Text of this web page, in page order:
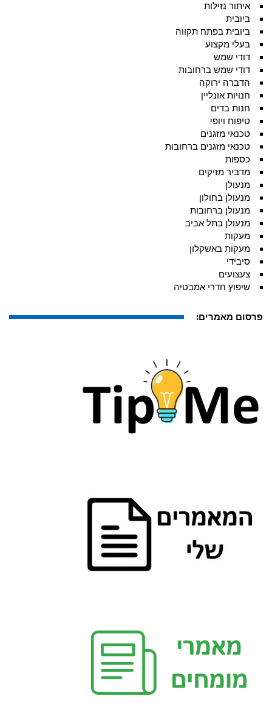
איתור נזילות
ביובית
ביובית בפתח תקווה
בעלי מקצוע
דודי שמש
דודי שמש ברחובות
הדברה ירוקה
חנויות אונליין
חנות בדים
טיפוח ויופי
טכנאי מזגנים
טכנאי מזגנים ברחובות
כספות
מדביר מזיקים
מנעולן
מנעולן בחולון
מנעולן ברחובות
מנעולן בתל אביב
מעקות
מעקות באשקלון
סיבידי
צעצועים
שיפוץ חדרי אמבטיה
פרסום מאמרים: